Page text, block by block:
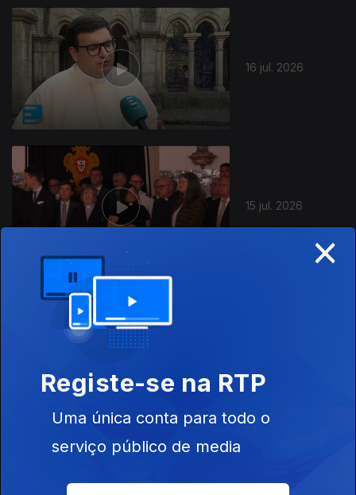
16 jul. 2026
15 jul. 2026
13 jul. 2026
×
Registe-se na RTP
Uma única conta para todo o
serviço público de media